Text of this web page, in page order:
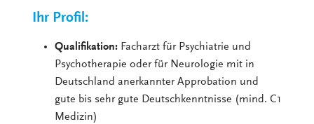
Ihr Profil:
Qualifikation: Facharzt für Psychiatrie und
Psychotherapie oder für Neurologie mit in
Deutschland anerkannter Approbation und
gute bis sehr gute Deutschkenntnisse (mind. C1
Medizin)